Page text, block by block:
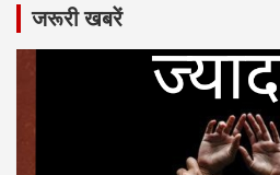
जरूरी खबरें